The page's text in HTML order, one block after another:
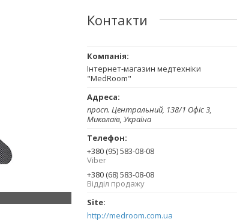
Контакти
Інтернет-магазин медтехніки
"MedRoom"
просп. Центральний, 138/1 Офіс 3,
Миколаїв, Україна
+380 (95) 583-08-08
Viber
+380 (68) 583-08-08
Відділ продажу
http://medroom.com.ua